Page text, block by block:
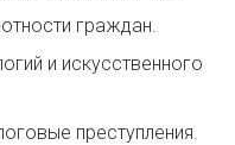
граждан.
и искусственного
преступления.